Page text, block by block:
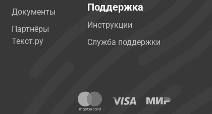
Документы
Партнёры
Текст.ру
Поддержка
Инструкции
Служба поддержки